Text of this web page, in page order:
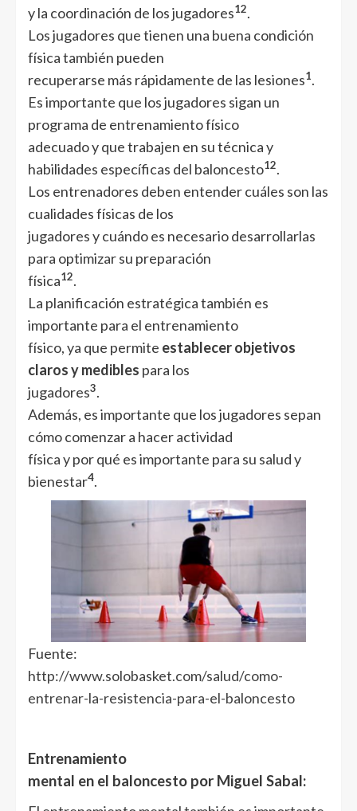
y la coordinación de los jugadores12.
Los jugadores que tienen una buena condición
física también pueden
recuperarse más rápidamente de las lesiones1.
Es importante que los jugadores sigan un
programa de entrenamiento físico
adecuado y que trabajen en su técnica y
habilidades específicas del baloncesto12.
Los entrenadores deben entender cuáles son las
cualidades físicas de los
jugadores y cuándo es necesario desarrollarlas
para optimizar su preparación
física12.
La planificación estratégica también es
importante para el entrenamiento
físico, ya que permite establecer objetivos
claros y medibles para los
jugadores3.
Además, es importante que los jugadores sepan
cómo comenzar a hacer actividad
física y por qué es importante para su salud y
bienestar4.
Fuente:
http://www.solobasket.com/salud/como-
entrenar-la-resistencia-para-el-baloncesto
Entrenamiento
mental en el baloncesto por Miguel Sabal: